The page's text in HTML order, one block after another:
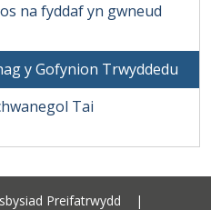
na fyddaf yn gwneud
y Gofynion Trwyddedu
Tai
Preifatrwydd |